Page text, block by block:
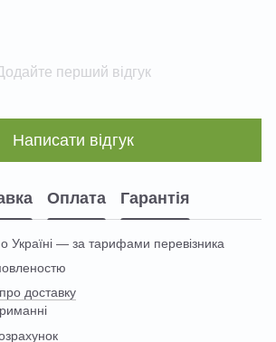
перший відгук
Написати відгук
Оплата Гарантія
— за тарифами перевізника
доставку